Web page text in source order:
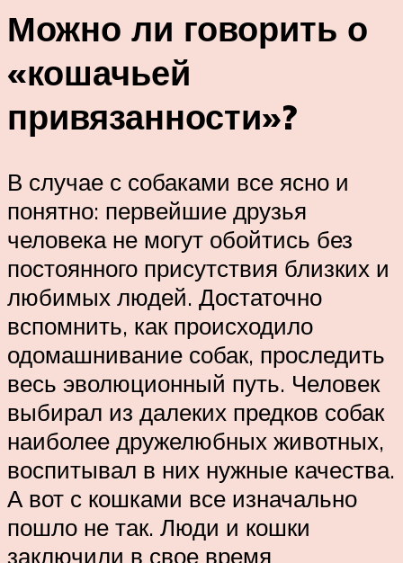
Можно ли говорить о
«кошачьей
привязанности»?
В случае с собаками все ясно и
понятно: первейшие друзья
человека не могут обойтись без
постоянного присутствия близких и
любимых людей. Достаточно
вспомнить, как происходило
одомашнивание собак, проследить
весь эволюционный путь. Человек
выбирал из далеких предков собак
наиболее дружелюбных животных,
воспитывал в них нужные качества.
А вот с кошками все изначально
пошло не так. Люди и кошки
заключили в свое время